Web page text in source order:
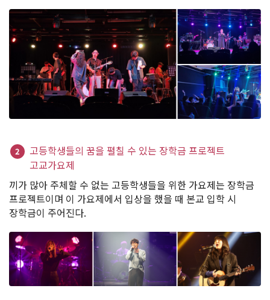
2
고등학생들의 꿈을 펼칠 수 있는 장학금 프로젝트
고교가요제
끼가 많아 주체할 수 없는 고등학생들을 위한 가요제는 장학금
프로젝트이며 이 가요제에서 입상을 했을 때 본교 입학 시
장학금이 주어진다.